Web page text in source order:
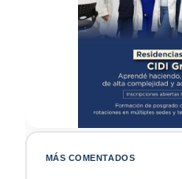
MÁS COMENTADOS